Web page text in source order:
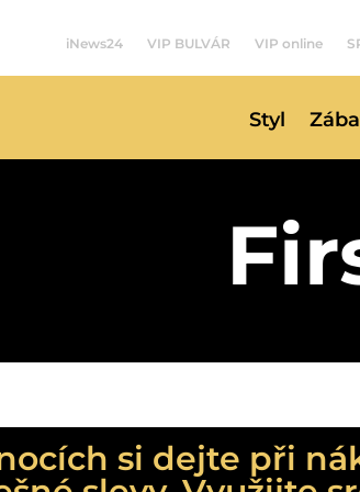
iNews24 VIP BULVÁR VIP online
Styl
si dejte při